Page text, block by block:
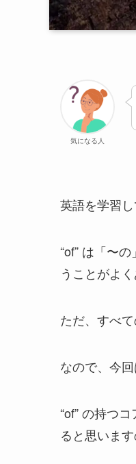
気になる人
英語を学習し
“of” は「〜
うことがよく
ただ、すべ
なので、今
“of” の持つ
ると思いま